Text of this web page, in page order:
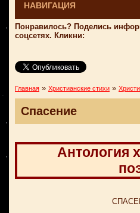
НАВИГАЦИЯ
Понравилось? Поделись
соцсетях. Кликни:
Главная » Христианские стихи »
Спасение
Антология